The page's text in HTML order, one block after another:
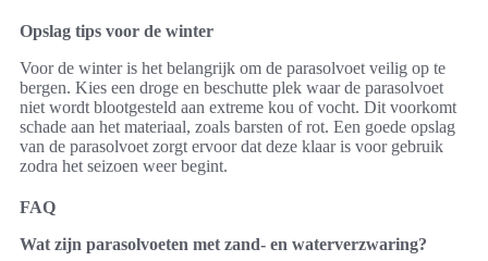
Opslag tips voor de winter
Voor de winter is het belangrijk om de parasolvoet veilig op te
bergen. Kies een droge en beschutte plek waar de parasolvoet
niet wordt blootgesteld aan extreme kou of vocht. Dit voorkomt
schade aan het materiaal, zoals barsten of rot. Een goede opslag
van de parasolvoet zorgt ervoor dat deze klaar is voor gebruik
zodra het seizoen weer begint.
FAQ
Wat zijn parasolvoeten met zand- en waterverzwaring?